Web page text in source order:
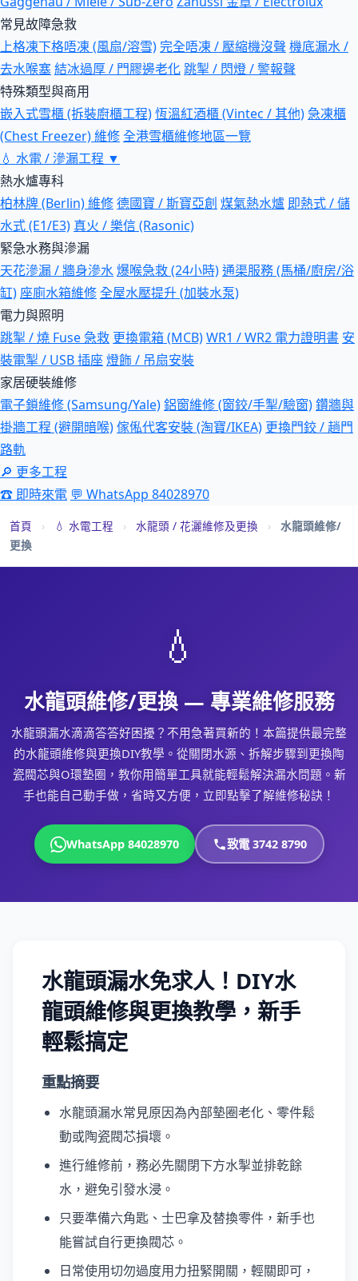
常見故障急救
上格凍下格唔凍 (風扇/溶雪)完全唔凍 / 壓縮機沒聲 機底漏水 /
去水喉塞結冰過厚 / 門膠邊老化跳掣 / 閃燈 / 警報聲
特殊類型與商用
嵌入式雪櫃 (拆裝廚櫃工程)恆溫紅酒櫃 (Vintec / 其他)急凍櫃
(Chest Freezer) 維修全港雪櫃維修地區一覽
💧 水電 / 滲漏工程 ▼
熱水爐專科
柏林牌 (Berlin) 維修德國寶 / 斯寶亞創 煤氣熱水爐 即熱式 / 儲
水式 (E1/E3) 真火 / 樂信 (Rasonic)
緊急水務與滲漏
天花滲漏 / 牆身滲水爆喉急救 (24小時)通渠服務 (馬桶/廚房/浴
缸) 座廁水箱維修全屋水壓提升 (加裝水泵)
電力與照明
跳掣 / 燒 Fuse 急救 更換電箱 (MCB)WR1 / WR2 電力證明書 安
裝電掣 / USB 插座燈飾 / 吊扇安裝
家居硬裝維修
電子鎖維修 (Samsung/Yale)鋁窗維修 (窗鉸/手掣/驗窗)鑽牆與
掛牆工程 (避開暗喉)傢俬代客安裝 (淘寶/IKEA) 更換門鉸 / 趟門
路軌
🔎 更多工程
☎ 即時來電 💬 WhatsApp 84028970
首頁 › 💧 水電工程 › 水龍頭 / 花灑維修及更換 ›
水龍頭維修/
更換
💧
水龍頭維修/更換 — 專業維修服務
水龍頭漏水滴滴答答好困擾？不用急著買新的！本篇提供最完整
的水龍頭維修與更換DIY教學。從關閉水源、拆解步驟到更換陶
瓷閥芯與O環墊圈，教你用簡單工具就能輕鬆解決漏水問題。新
手也能自己動手做，省時又方便，立即點擊了解維修秘訣！
WhatsApp 84028970 致電 3742 8790
水龍頭漏水免求人！DIY水
龍頭維修與更換教學，新手
輕鬆搞定
重點摘要
水龍頭漏水常見原因為內部墊圈老化、零件鬆
動或陶瓷閥芯損壞。
進行維修前，務必先關閉下方水掣並排乾餘
水，避免引發水浸。
只要準備六角匙、士巴拿及替換零件，新手也
能嘗試自行更換閥芯。
日常使用切勿過度用力扭緊開關，輕關即可，